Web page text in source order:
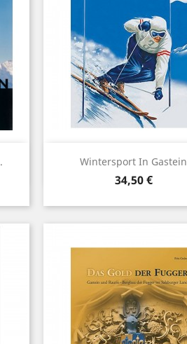
Wintersport In Gastein
Preis
34,50 €
Vorschau